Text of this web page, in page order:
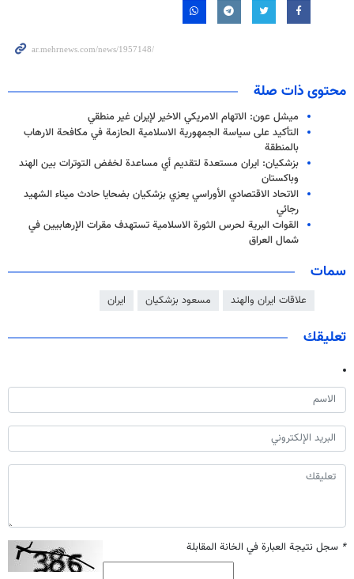
محتوى ذات صلة
ميشل عون: الاتهام الامريكي الاخير لإيران غير منطقي
التأكيد على سياسة الجمهورية الاسلامية الحازمة في مكافحة الارهاب
بالمنطقة
بزشكيان: ايران مستعدة لتقديم أي مساعدة لخفض التوترات بين الهند
وباكستان
الاتحاد الاقتصادي الأوراسي يعزي بزشكيان بضحايا حادث ميناء الشهيد
رجائي
القوات البرية لحرس الثورة الاسلامية تستهدف مقرات الإرهابيين في
شمال العراق
سمات
علاقات ايران والهند مسعود بزشكيان ايران
تعليقك
* سجل نتيجة العبارة في الخانة المقابلة